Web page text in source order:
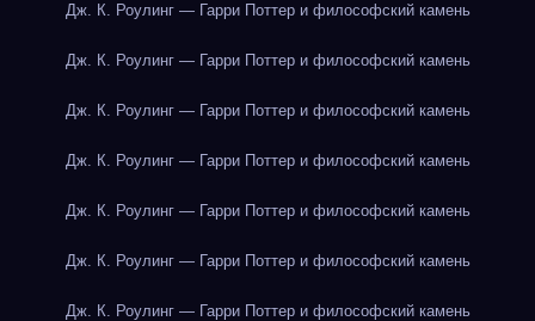
Дж. К. Роулинг — Гарри Поттер и философский камень
Дж. К. Роулинг — Гарри Поттер и философский камень
Дж. К. Роулинг — Гарри Поттер и философский камень
Дж. К. Роулинг — Гарри Поттер и философский камень
Дж. К. Роулинг — Гарри Поттер и философский камень
Дж. К. Роулинг — Гарри Поттер и философский камень
Дж. К. Роулинг — Гарри Поттер и философский камень